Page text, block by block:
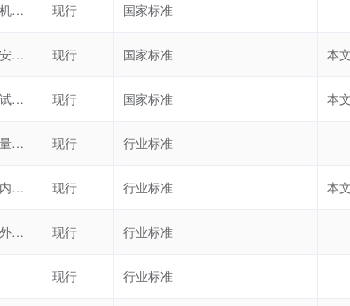
民用大中型固定翼无人机系统地面站通用要求 现行 国家标准
民用轻小型无人机碰撞安全性要求 现行 国家标准
民用无人机可靠性飞行试验要求与方法 现行 国家标准
无人机航空摄影成果质量检查与验收 现行 行业标准
低空数字航空摄影测量内业规范 现行 行业标准
低空数字航空摄影测量外业规范 现行 行业标准
现行 行业标准